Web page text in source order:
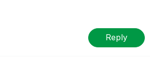
Reply